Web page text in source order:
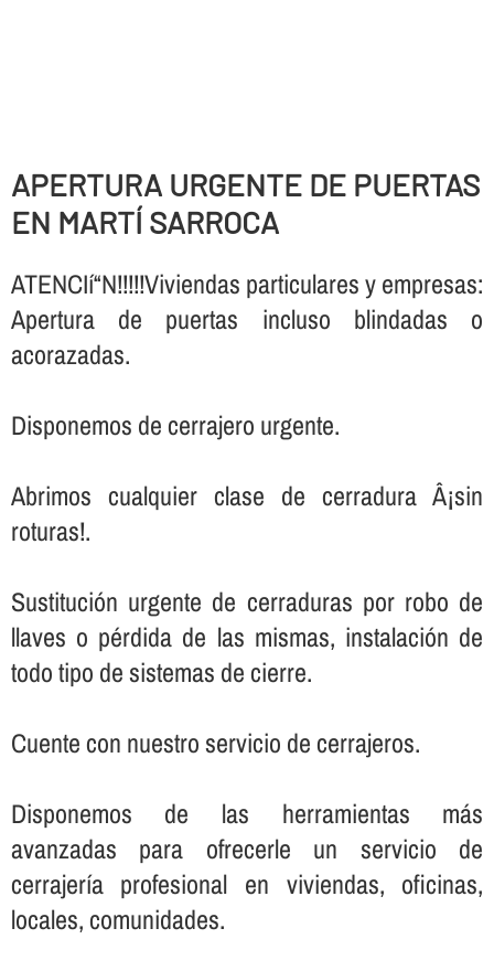
APERTURA URGENTE DE PUERTAS
EN MARTÍ SARROCA
ATENCIí“N!!!!!Viviendas particulares y empresas:
Apertura de puertas incluso blindadas o
acorazadas.
Disponemos de cerrajero urgente.
Abrimos cualquier clase de cerradura Â¡sin
roturas!.
Sustitución urgente de cerraduras por robo de
llaves o pérdida de las mismas, instalación de
todo tipo de sistemas de cierre.
Cuente con nuestro servicio de cerrajeros.
Disponemos de las herramientas más
avanzadas para ofrecerle un servicio de
cerrajerí­a profesional en viviendas, oficinas,
locales, comunidades.